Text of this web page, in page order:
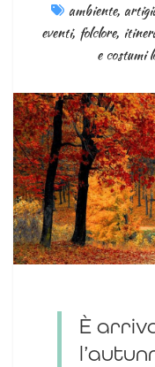
ambiente,
eventi, folclore,
e costumi
È